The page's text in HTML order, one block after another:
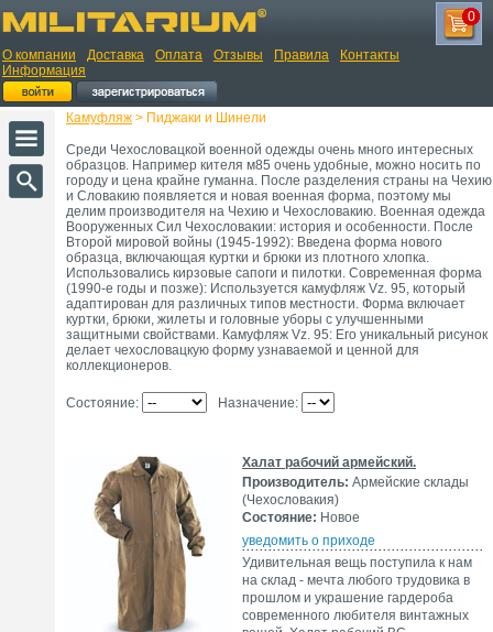
О компании Доставка Оплата Отзывы Правила
Контакты
Информация
0
Камуфляж > Пиджаки и Шинели
Среди Чехословацкой военной одежды очень много интересных
образцов. Например кителя м85 очень удобные, можно носить по
городу и цена крайне гуманна. После разделения страны на Чехию
и Словакию появляется и новая военная форма, поэтому мы
делим производителя на Чехию и Чехословакию. Военная одежда
Вооруженных Сил Чехословакии: история и особенности. После
Второй мировой войны (1945-1992): Введена форма нового
образца, включающая куртки и брюки из плотного хлопка.
Использовались кирзовые сапоги и пилотки. Современная форма
(1990-е годы и позже): Используется камуфляж Vz. 95, который
адаптирован для различных типов местности. Форма включает
куртки, брюки, жилеты и головные уборы с улучшенными
защитными свойствами. Камуфляж Vz. 95: Его уникальный рисунок
делает чехословацкую форму узнаваемой и ценной для
коллекционеров.
Состояние: Назначение:
Халат рабочий армейский.
Производитель: Армейские склады
(Чехословакия)
Состояние: Новое
уведомить о приходе
Удивительная вещь поступила к нам
на склад - мечта любого трудовика в
прошлом и украшение гардероба
современного любителя винтажных